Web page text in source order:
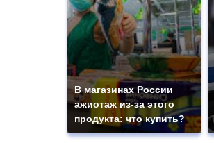
В магазинах России
ажиотаж из-за этого
продукта: что купить?